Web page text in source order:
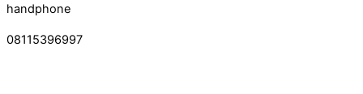
handphone
08115396997